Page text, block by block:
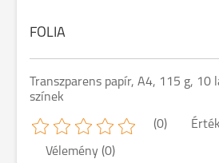
FOLIA
Transzparens papír, A4, 115 g, 10
színek
(0)
Vélemény (0)